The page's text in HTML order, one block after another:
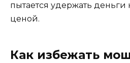
пытается удержать
ценой.
Как избежать